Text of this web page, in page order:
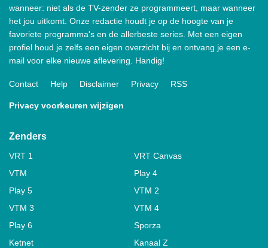
wanneer: niet als de TV-zender ze programmeert, maar wanneer
het jou uitkomt. Onze redactie houdt je op de hoogte van je
favoriete programma's en de allerbeste series. Met een eigen
profiel houd je zelfs een eigen overzicht bij en ontvang je een e-
mail voor elke nieuwe aflevering. Handig!
Contact Help Disclaimer Privacy RSS
Privacy voorkeuren wijzigen
Zenders
VRT 1
VRT Canvas
VTM
Play 4
Play 5
VTM 2
VTM 3
VTM 4
Play 6
Sporza
Ketnet
Kanaal Z